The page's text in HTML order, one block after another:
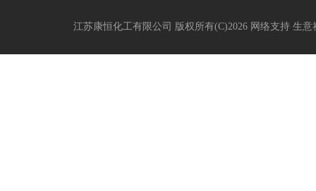
江苏康恒化工有限公司 版权所有(C)2026 网络支持 生意